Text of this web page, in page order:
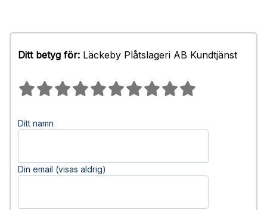
Ditt betyg för: Läckeby Plåtslageri AB Kundtjänst
Ditt namn
Din email (visas aldrig)